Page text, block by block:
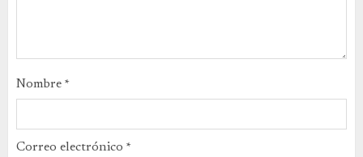
Nombre *
Correo electrónico *